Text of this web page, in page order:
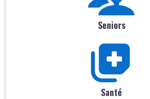
Seniors
Santé